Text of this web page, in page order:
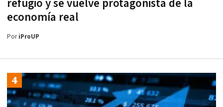
refugio y se vuelve protagonista de la
economía real
PoriProUP